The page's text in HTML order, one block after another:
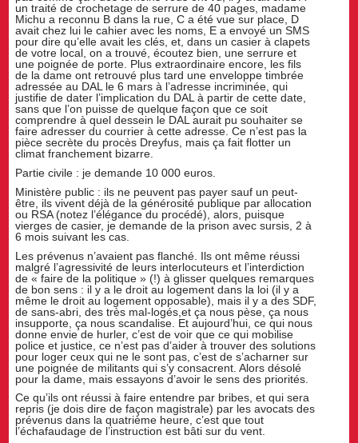
un traité de crochetage de serrure de 40 pages, madame
Michu a reconnu B dans la rue, C a été vue sur place, D
avait chez lui le cahier avec les noms, E a envoyé un SMS
pour dire qu’elle avait les clés, et, dans un casier à clapets
de votre local, on a trouvé, écoutez bien, une serrure et
une poignée de porte. Plus extraordinaire encore, les fils
de la dame ont retrouvé plus tard une enveloppe timbrée
adressée au DAL le 6 mars à l’adresse incriminée, qui
justifie de dater l’implication du DAL à partir de cette date,
sans que l’on puisse de quelque façon que ce soit
comprendre à quel dessein le DAL aurait pu souhaiter se
faire adresser du courrier à cette adresse. Ce n’est pas la
pièce secrète du procès Dreyfus, mais ça fait flotter un
climat franchement bizarre.
Partie civile : je demande 10 000 euros.
Ministère public : ils ne peuvent pas payer sauf un peut-
être, ils vivent déjà de la générosité publique par allocation
ou RSA (notez l’élégance du procédé), alors, puisque
vierges de casier, je demande de la prison avec sursis, 2 à
6 mois suivant les cas.
Les prévenus n’avaient pas flanché. Ils ont même réussi
malgré l’agressivité de leurs interlocuteurs et l’interdiction
de « faire de la politique » (!) à glisser quelques remarques
de bon sens : il y a le droit au logement dans la loi (il y a
même le droit au logement opposable), mais il y a des SDF,
de sans-abri, des très mal-logés,et ça nous pèse, ça nous
insupporte, ça nous scandalise. Et aujourd’hui, ce qui nous
donne envie de hurler, c’est de voir que ce qui mobilise
police et justice, ce n’est pas d’aider à trouver des solutions
pour loger ceux qui ne le sont pas, c’est de s’acharner sur
une poignée de militants qui s’y consacrent. Alors désolé
pour la dame, mais essayons d’avoir le sens des priorités.
Ce qu’ils ont réussi à faire entendre par bribes, et qui sera
repris (je dois dire de façon magistrale) par les avocats des
prévenus dans la quatrième heure, c’est que tout
l’échafaudage de l’instruction est bâti sur du vent.